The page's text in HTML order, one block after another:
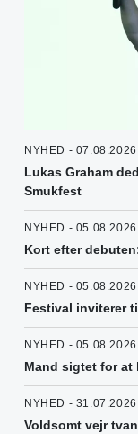
NYHED - 07.08.2026
Lukas Graham
Smukfest
NYHED - 05.08.2026
Kort efter
NYHED - 05.08.2026
Festival inviterer
NYHED - 05.08.2026
Mand sigtet for at
NYHED - 31.07.2026
Voldsomt vejr